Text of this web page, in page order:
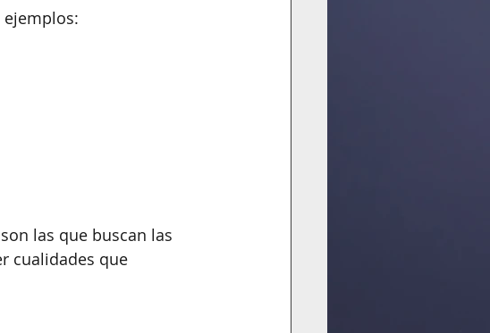
ejemplos:
las que buscan las
cualidades que